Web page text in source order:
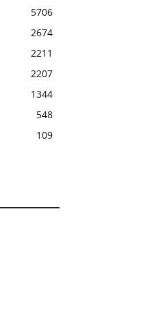
5706
2674
2211
2207
1344
548
109